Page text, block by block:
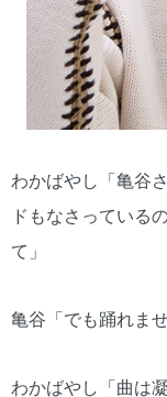
わかばやし「亀谷
ドもなさっている
て」
亀谷「でも踊れま
わかばやし「曲は